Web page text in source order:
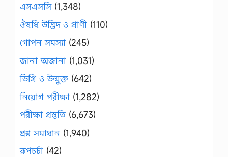
এসএসসি(1,348)
ঔষধি উদ্ভিদ ও প্রাণী (110)
গোপন সমস্যা (245)
জানা অজানা (1,031)
ডিগ্রি ও উন্মুক্ত (642)
নিয়োগ পরীক্ষা (1,282)
পরীক্ষা প্রস্তুতি (6,673)
প্রশ্ন সমাধান (1,940)
রূপচর্চা (42)